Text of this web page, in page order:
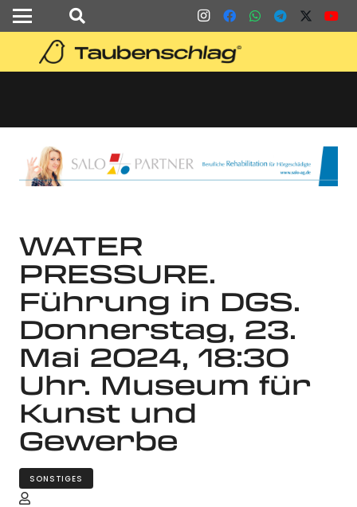
WATER
PRESSURE.
Führung in DGS.
Donnerstag, 23.
Mai 2024, 18:30
Uhr. Museum für
Kunst und
Gewerbe
SONSTIGES